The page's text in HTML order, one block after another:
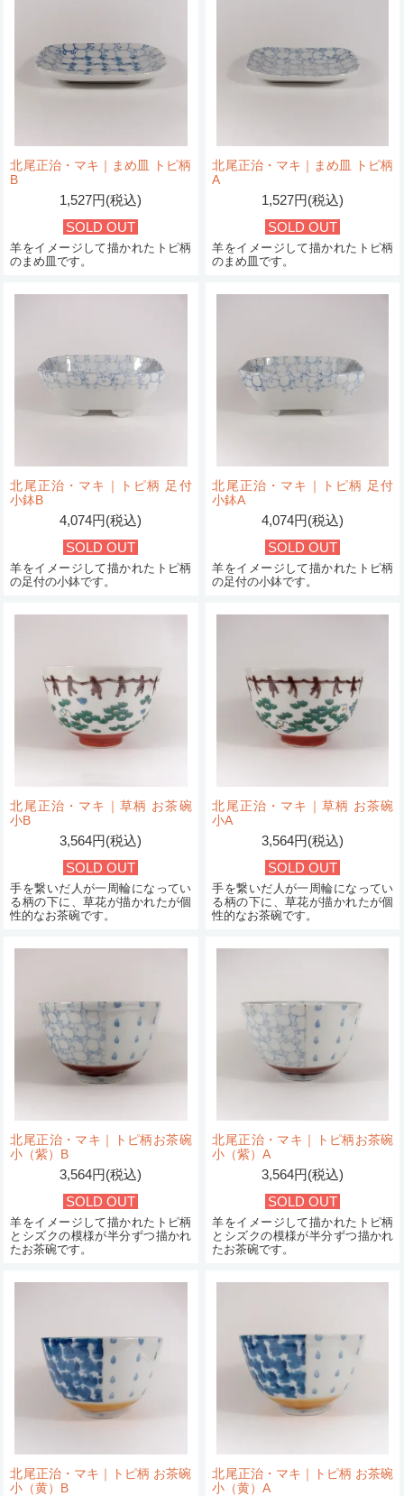
北尾正治・マキ｜まめ皿 トピ柄
B
1,527円(税込)
SOLD OUT
羊をイメージして描かれたトピ柄
のまめ皿です。
北尾正治・マキ｜まめ皿 トピ柄
A
1,527円(税込)
SOLD OUT
羊をイメージして描かれたトピ柄
のまめ皿です。
北尾正治・マキ｜トピ柄 足付
小鉢B
4,074円(税込)
SOLD OUT
羊をイメージして描かれたトピ柄
の足付の小鉢です。
北尾正治・マキ｜トピ柄 足付
小鉢A
4,074円(税込)
SOLD OUT
羊をイメージして描かれたトピ柄
の足付の小鉢です。
北尾正治・マキ｜草柄 お茶碗
小B
3,564円(税込)
SOLD OUT
手を繋いだ人が一周輪になってい
る柄の下に、草花が描かれたが個
性的なお茶碗です。
北尾正治・マキ｜草柄 お茶碗
小A
3,564円(税込)
SOLD OUT
手を繋いだ人が一周輪になってい
る柄の下に、草花が描かれたが個
性的なお茶碗です。
北尾正治・マキ｜トピ柄お茶碗
小（紫）B
3,564円(税込)
SOLD OUT
羊をイメージして描かれたトピ柄
とシズクの模様が半分ずつ描かれ
たお茶碗です。
北尾正治・マキ｜トピ柄お茶碗
小（紫）A
3,564円(税込)
SOLD OUT
羊をイメージして描かれたトピ柄
とシズクの模様が半分ずつ描かれ
たお茶碗です。
北尾正治・マキ｜トピ柄 お茶碗
小（黄）B
北尾正治・マキ｜トピ柄 お茶碗
小（黄）A